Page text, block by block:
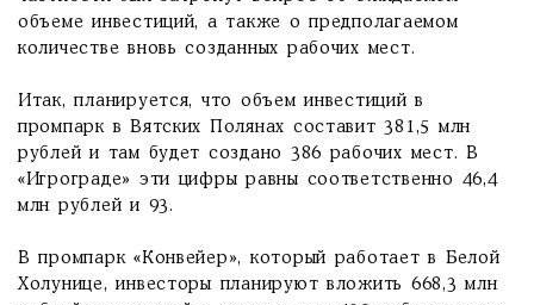
объеме инвестиций, а также о предполагаемом
количестве вновь созданных рабочих мест.
Итак, планируется, что объем инвестиций в
промпарк в Вятских Полянах составит 381,5 млн
рублей и там будет создано 386 рабочих мест. В
«Игрограде» эти цифры равны соответственно 46,4
млн рублей и 93.
В промпарк «Конвейер», который работает в Белой
Холунице, инвесторы планируют вложить 668,3 млн